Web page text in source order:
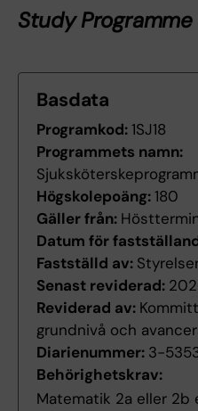
Study
Basdata
Programkod:1SJ18
Programmets namn:
Högskolepoäng:180
Gäller från:
Datum för
Fastställd av:
Senast reviderad:
Reviderad av:
grundnivå och
Diarienummer: 3-
Behörighetskrav:
Matematik 2a eller 2b